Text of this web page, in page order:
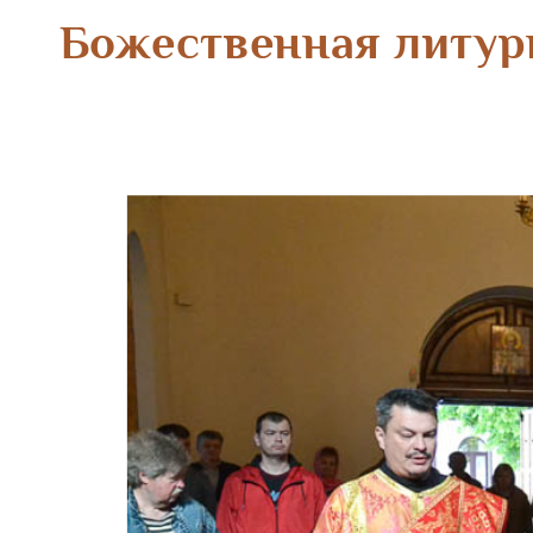
Божественная